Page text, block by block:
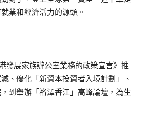
業和經濟活力的源頭。
發展家族辦公室業務的政策宣言》推
、優化「新資本投資者入境計劃」、
到舉辦「裕澤香江」高峰論壇，為生